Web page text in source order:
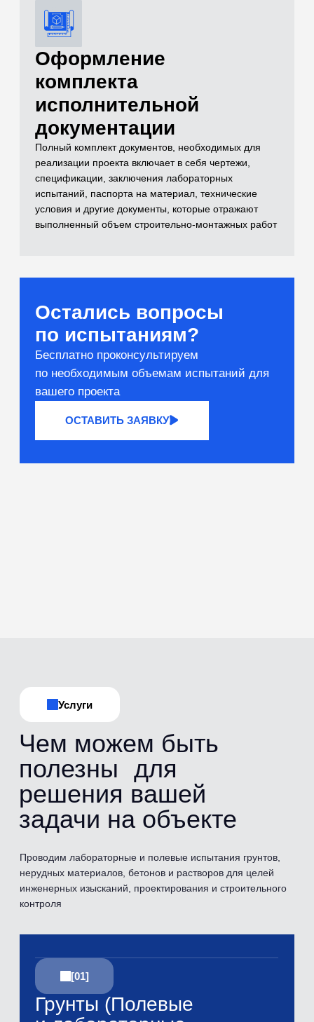
и лабораторные
испытания)
для расчетов оснований
[02]
Бетоны и растворы
Контроль качества монолитных
[03]
Нерудные материалы
[04]
Вяжущие и сырьё
Тестирование компонентов
проводимых
испытаний